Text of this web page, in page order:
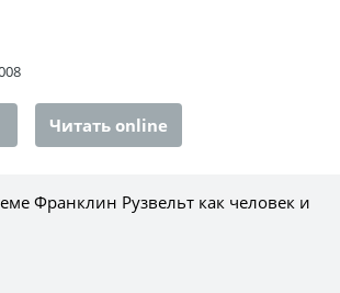
Читать online
Франклин Рузвельт как человек и